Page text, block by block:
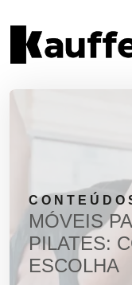
MÓVEIS
PILATES:
ESCOLHA